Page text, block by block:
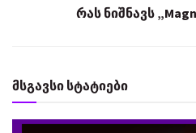
რას ნიშნავს
მსგავსი სტატიები